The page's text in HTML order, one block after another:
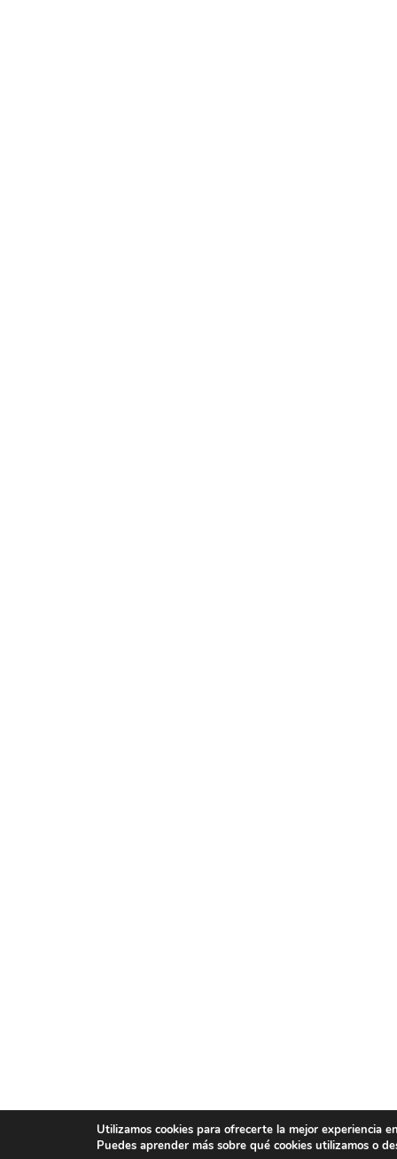
Utilizamos cookies para ofrecerte la mejor experiencia
Puedes aprender más sobre qué cookies utilizamos o